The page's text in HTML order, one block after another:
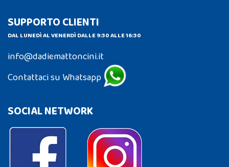
SUPPORTO CLIENTI
DAL LUNEDÌ AL VENERDÌ DALLE 9:30 ALLE 16:30
info@dadiemattoncini.it
Contattaci su Whatsapp
SOCIAL NETWORK